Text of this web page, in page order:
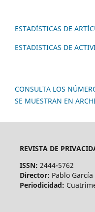
ESTADÍSTICAS DE
ESTADISTICAS DE
CONSULTA LOS
SE MUESTRAN EN
REVISTA DE
ISSN: 2444-5762
Director: Pablo
Periodicidad: